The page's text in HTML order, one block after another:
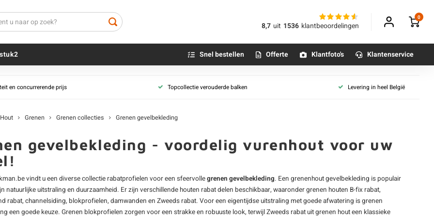
8,7 uit 1536 klantbeoordelingen
0
Grenen plank - zwart
Grenen plank - fijnbezaagd
Alle grenenhout planken
Grenen latten
Grenen lat - geïmpregneerd
Grenen rabat - tand & groef
Grenen planchetten
Al ons grenenhout rabat
Grenen tuinhout (kleuren)
Groen grenenhout
Impregneer
Olie en lak - voor binnen
Houtvuller
Tafel onderstel - metaal
Alle poten & onderstellen
Snel bestellen Offerte Klantfoto's Klantenservice
en concurrerende prijs Topcollectie verouderde balken Levering in heel België
Hout Grenen Grenen collecties Grenen gevelbekleding
gevelbekleding - voordelig vurenhout voor uw
vindt u een diverse collectie rabatprofielen voor een sfeervollegrenen gevelbekleding. Een grenenhoutgevelbekleding is populair
natuurlijke uitstraling en duurzaamheid. Er zijn verschillende houten rabat delen beschikbaar, waaronder grenen houten B-fix rabat,
rabat, channelsiding, blokprofielen, damwanden en Zweeds rabat. Voor een eigentijdse uitstraling met goede afwatering is grenen
een goede keuze. Grenen blokprofielen zorgen voor een strakke en robuuste look, terwijl Zweeds rabat uit grenen hout een klassieke